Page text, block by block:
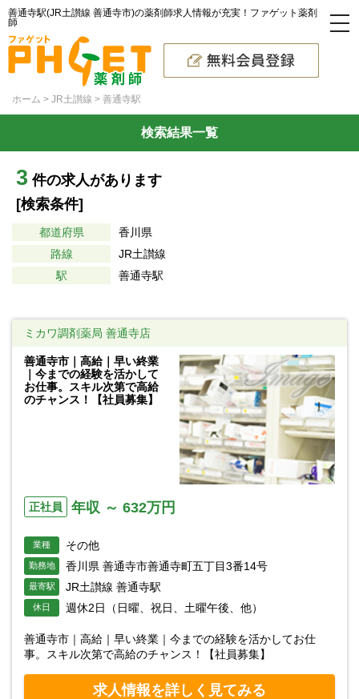
善通寺駅(JR土讃線 善通寺市)の薬剤師求人情報が充実！ファゲット薬剤
師
ホーム JR土讃線 善通寺駅
検索結果一覧
3 件の求人があります
[検索条件]
都道府県
香川県
路線
JR土讃線
駅
善通寺駅
ミカワ調剤薬局 善通寺店
善通寺市｜高給｜早い終業
｜今までの経験を活かして
お仕事。スキル次第で高給
のチャンス！【社員募集】
正社員 年収 ～ 632万円
業種 その他
勤務地 香川県 善通寺市善通寺町五丁目3番14号
最寄駅 JR土讃線 善通寺駅
休日 週休2日（日曜、祝日、土曜午後、他）
善通寺市｜高給｜早い終業｜今までの経験を活かしてお仕
事。スキル次第で高給のチャンス！【社員募集】
求人情報を詳しく見てみる